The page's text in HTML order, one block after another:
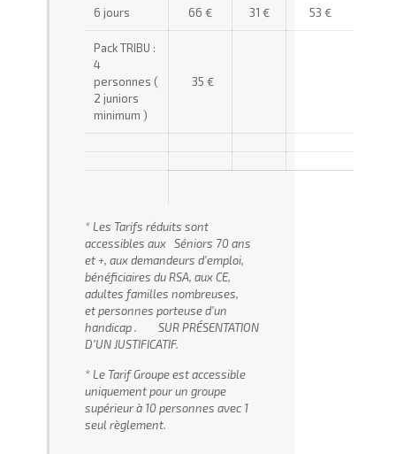
6 jours 66 € 31 € 53 €
Pack TRIBU :
4
personnes (
2 juniors
minimum )
35 €
* Les Tarifs réduits sont
accessibles aux Séniors 70 ans
et +, aux demandeurs d’emploi,
bénéficiaires du RSA, aux CE,
adultes familles nombreuses,
et personnes porteuse d’un
handicap . SUR PRÉSENTATION
D’UN JUSTIFICATIF.
* Le Tarif Groupe est accessible
uniquement pour un groupe
supérieur à 10 personnes avec 1
seulrèglement.